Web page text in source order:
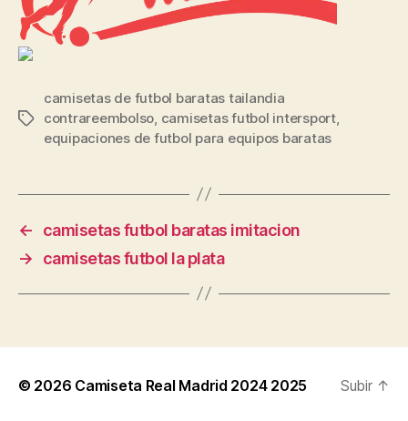
Etiquetas
camisetas de futbol baratas tailandia
contrareembolso, camisetas futbol intersport,
equipaciones de futbol para equipos baratas
←
camisetas futbol baratas imitacion
→
camisetas futbol la plata
© 2026 Camiseta Real Madrid 2024 2025 Subir ↑